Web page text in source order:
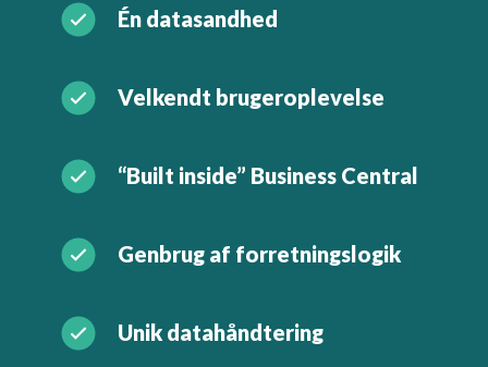
Én datasandhed
Velkendt brugeroplevelse
“Built inside” Business Central
Genbrug af forretningslogik
Unik datahåndtering